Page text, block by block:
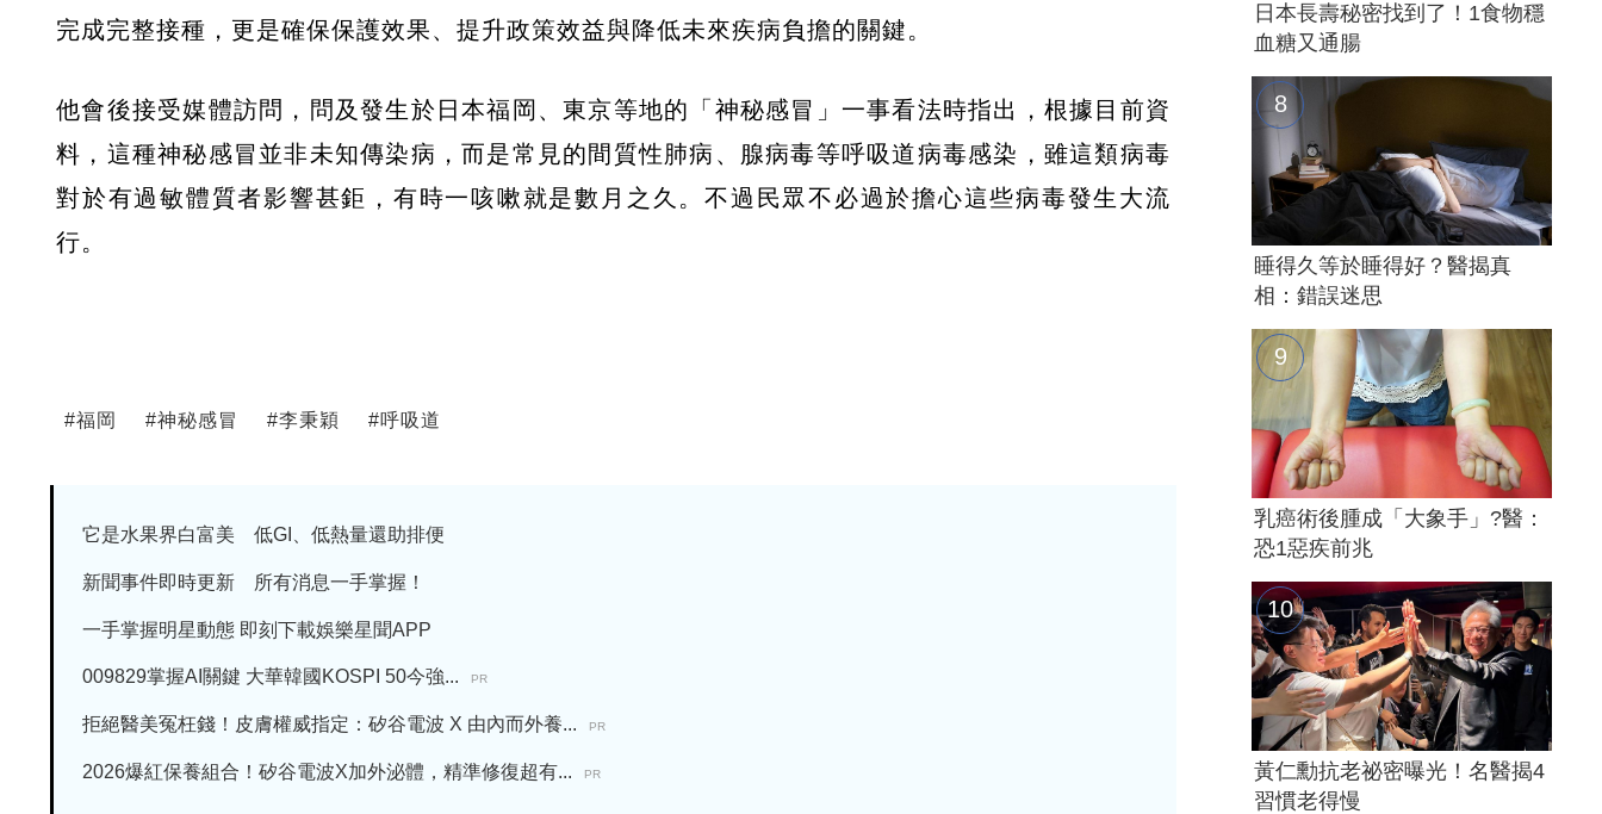
完成完整接種，更是確保保護效果、提升政策效益與降低未來疾病負擔的關鍵。
他會後接受媒體訪問，問及發生於日本福岡、東京等地的「神秘感冒」一事看法時指出，根據目前資
料，這種神秘感冒並非未知傳染病，而是常見的間質性肺病、腺病毒等呼吸道病毒感染，雖這類病毒
對於有過敏體質者影響甚鉅，有時一咳嗽就是數月之久。不過民眾不必過於擔心這些病毒發生大流
行。
#福岡 #神秘感冒 #李秉穎 #呼吸道
它是水果界白富美 低GI、低熱量還助排便
新聞事件即時更新 所有消息一手掌握！
一手掌握明星動態 即刻下載娛樂星聞APP
009829掌握AI關鍵 大華韓國KOSPI 50今強... PR
拒絕醫美冤枉錢！皮膚權威指定：矽谷電波 X 由內而外養... PR
2026爆紅保養組合！矽谷電波X加外泌體，精準修復超有... PR
日本長壽秘密找到了！1食物穩
血糖又通腸
睡得久等於睡得好？醫揭真
相：錯誤迷思
乳癌術後腫成「大象手」?醫：
恐1惡疾前兆
黃仁勳抗老祕密曝光！名醫揭4
習慣老得慢